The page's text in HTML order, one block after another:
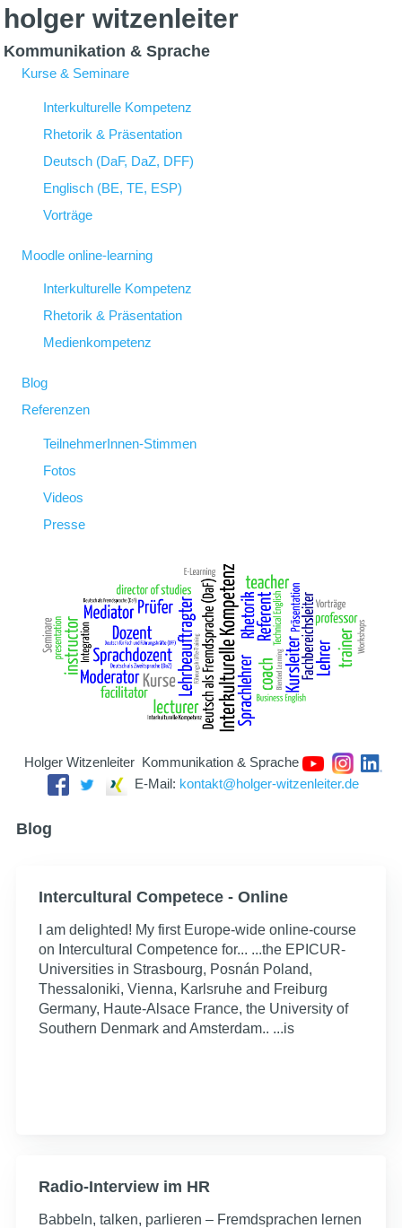
holger witzenleiter
Kommunikation & Sprache
Kurse & Seminare
Interkulturelle Kompetenz
Rhetorik & Präsentation
Deutsch (DaF, DaZ, DFF)
Englisch (BE, TE, ESP)
Vorträge
Moodle online-learning
Interkulturelle Kompetenz
Rhetorik & Präsentation
Medienkompetenz
Blog
Referenzen
TeilnehmerInnen-Stimmen
Fotos
Videos
Presse
Holger Witzenleiter Kommunikation & Sprache
E-Mail: kontakt@holger-witzenleiter.de
Blog
Intercultural Competece - Online
I am delighted! My first Europe-wide online-course
on Intercultural Competence for... ...the EPICUR-
Universities in Strasbourg, Posnán Poland,
Thessaloniki, Vienna, Karlsruhe and Freiburg
Germany, Haute-Alsace France, the University of
Southern Denmark and Amsterdam.. ...is
Radio-Interview im HR
Babbeln, talken, parlieren – Fremdsprachen lernen